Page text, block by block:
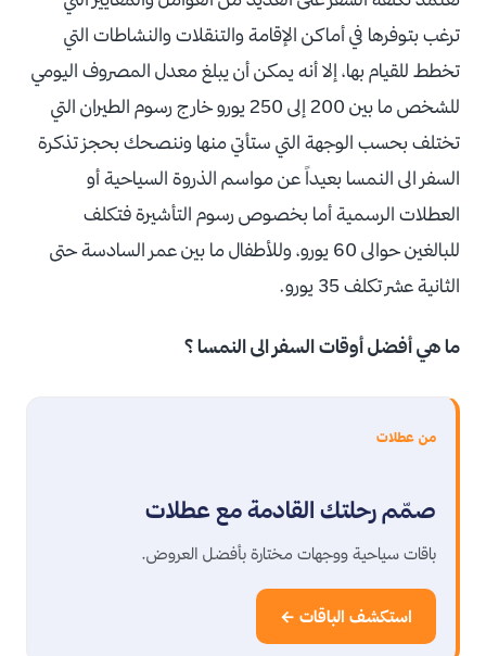
ترغب بتوفرها في أماكن الإقامة والتنقلات والنشاطات التي
تخطط للقيام بها، إلا أنه يمكن أن يبلغ معدل المصروف اليومي
للشخص ما بين 200 إلى 250 يورو خارج رسوم الطيران التي
تختلف بحسب الوجهة التي ستأتي منها وننصحك بحجز تذكرة
السفر الى النمسا بعيداً عن مواسم الذروة السياحية أو
العطلات الرسمية أما بخصوص رسوم التأشيرة فتكلف
للبالغين حوالى 60 يورو، وللأطفال ما بين عمر السادسة حتى
الثانية عشر تكلف 35 يورو.
ما هي أفضل أوقات السفر الى النمسا ؟
من عطلات
صمّم رحلتك القادمة مع عطلات
باقات سياحية ووجهات مختارة بأفضل العروض.
استكشف الباقات ←